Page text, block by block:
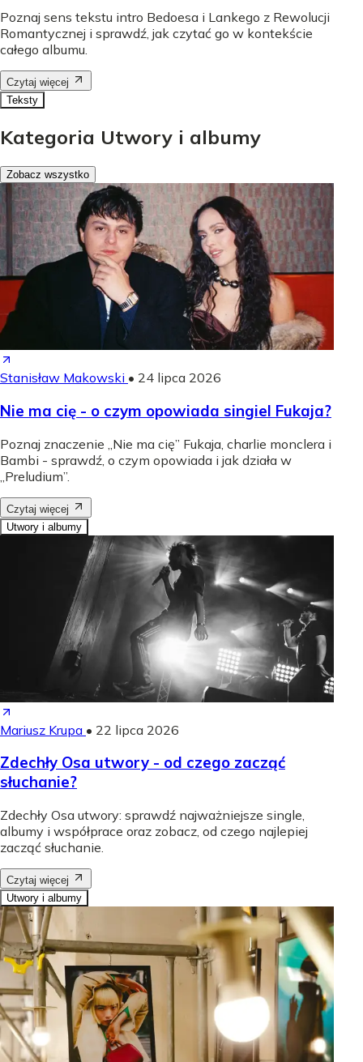
Poznaj sens tekstu intro Bedoesa i Lankego z Rewolucji
Romantycznej i sprawdź, jak czytać go w kontekście
całego albumu.
Czytaj więcej
Teksty
Kategoria Utwory i albumy
Zobacz wszystko
Stanisław Makowski • 24 lipca 2026
Nie ma cię - o czym opowiada singiel Fukaja?
Poznaj znaczenie „Nie ma cię” Fukaja, charlie monclera i
Bambi - sprawdź, o czym opowiada i jak działa w
„Preludium”.
Czytaj więcej
Utwory i albumy
Mariusz Krupa • 22 lipca 2026
Zdechły Osa utwory - od czego zacząć
słuchanie?
Zdechły Osa utwory: sprawdź najważniejsze single,
albumy i współprace oraz zobacz, od czego najlepiej
zacząć słuchanie.
Czytaj więcej
Utwory i albumy